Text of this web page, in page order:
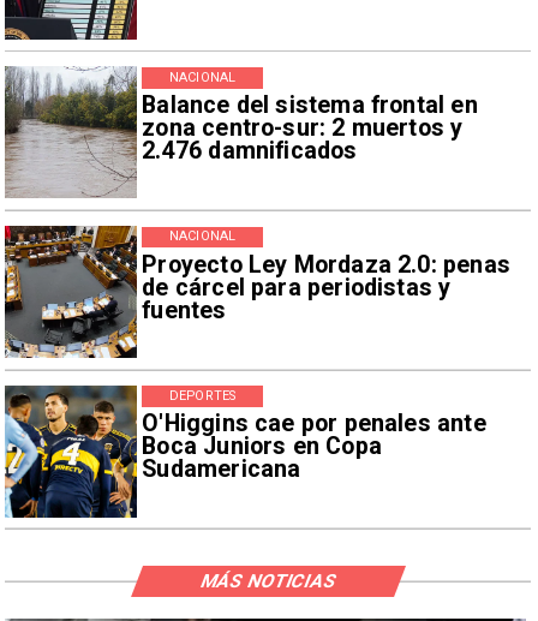
Balance del sistema frontal en
zona centro-sur: 2 muertos y
2.476 damnificados
NACIONAL
Proyecto Ley Mordaza 2.0: penas
de cárcel para periodistas y
fuentes
NACIONAL
O'Higgins cae por penales ante
Boca Juniors en Copa
Sudamericana
DEPORTES
MÁS NOTICIAS